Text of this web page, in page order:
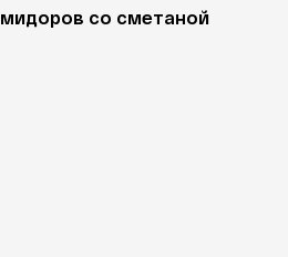
со сметаной